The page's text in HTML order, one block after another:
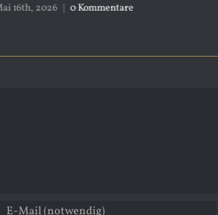
Mai 16th, 2026 | 0 Kommentare